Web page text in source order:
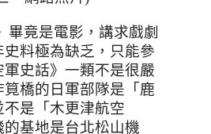
畢竟是電影，講求戲劇
料極為缺乏，只能參
史話》一類不是很嚴
橋的日軍部隊是「鹿
是「木更津航空
的基地是台北松山機